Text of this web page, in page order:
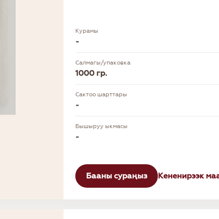
Курамы
-
Салмагы/упаковка
1000 гр.
Сактоо шарттары
-
Бышыруу ыкмасы
-
Бааны сураңыз Кененирээк